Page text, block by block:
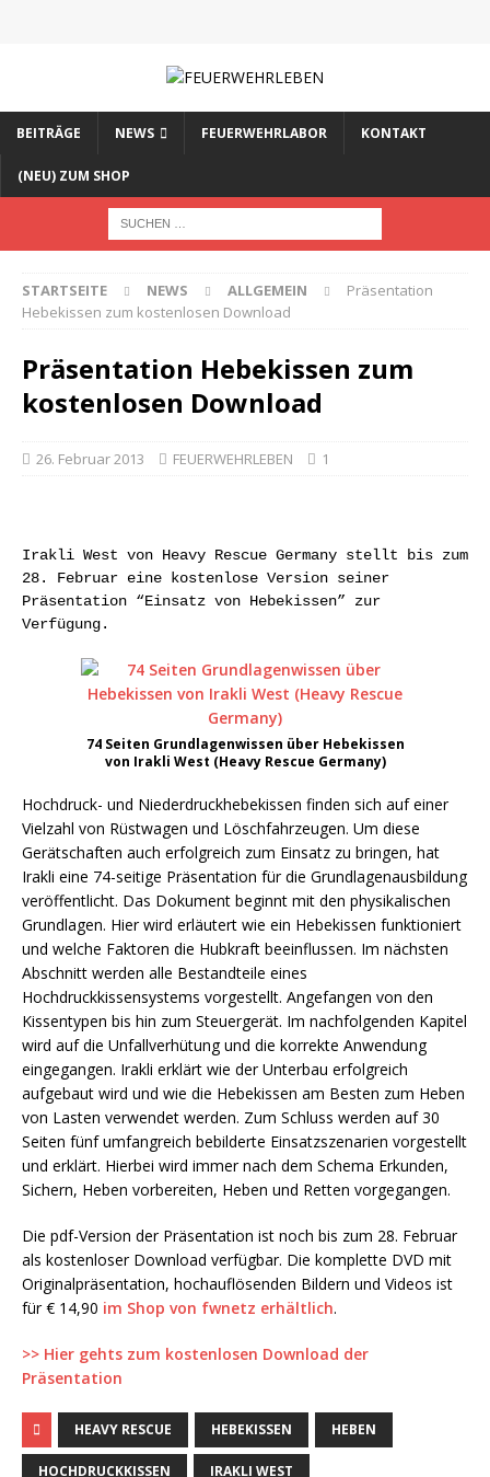
BEITRÄGE NEWS FEUERWEHRLABOR KONTAKT
(NEU) ZUM SHOP
STARTSEITE NEWS ALLGEMEIN
Präsentation
Hebekissen zum kostenlosen Download
Präsentation Hebekissen zum
kostenlosen Download
26. Februar 2013 FEUERWEHRLEBEN 1
Irakli West von Heavy Rescue Germany stellt bis zum
28. Februar eine kostenlose Version seiner
Präsentation “Einsatz von Hebekissen” zur
Verfügung.
74 Seiten Grundlagenwissen über Hebekissen
von Irakli West (Heavy Rescue Germany)
Hochdruck- und Niederdruckhebekissen finden sich auf einer
Vielzahl von Rüstwagen und Löschfahrzeugen. Um diese
Gerätschaften auch erfolgreich zum Einsatz zu bringen, hat
Irakli eine 74-seitige Präsentation für die Grundlagenausbildung
veröffentlicht. Das Dokument beginnt mit den physikalischen
Grundlagen. Hier wird erläutert wie ein Hebekissen funktioniert
und welche Faktoren die Hubkraft beeinflussen. Im nächsten
Abschnitt werden alle Bestandteile eines
Hochdruckkissensystems vorgestellt. Angefangen von den
Kissentypen bis hin zum Steuergerät. Im nachfolgenden Kapitel
wird auf die Unfallverhütung und die korrekte Anwendung
eingegangen. Irakli erklärt wie der Unterbau erfolgreich
aufgebaut wird und wie die Hebekissen am Besten zum Heben
von Lasten verwendet werden. Zum Schluss werden auf 30
Seiten fünf umfangreich bebilderte Einsatzszenarien vorgestellt
und erklärt. Hierbei wird immer nach dem Schema Erkunden,
Sichern, Heben vorbereiten, Heben und Retten vorgegangen.
Die pdf-Version der Präsentation ist noch bis zum 28. Februar
als kostenloser Download verfügbar. Die komplette DVD mit
Originalpräsentation, hochauflösenden Bildern und Videos ist
für € 14,90 im Shop von fwnetz erhältlich.
>> Hier gehts zum kostenlosen Download der
Präsentation
HEAVY RESCUE HEBEKISSEN HEBEN
HOCHDRUCKKISSEN IRAKLI WEST